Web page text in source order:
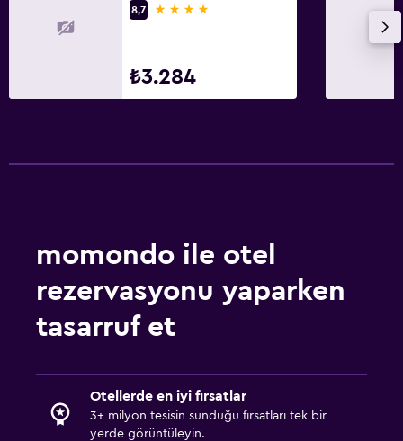
8,7
4 yıldız
₺3.284
momondo ile otel
rezervasyonu yaparken
tasarruf et
Otellerde en iyi fırsatlar
3+ milyon tesisin sunduğu fırsatları tek bir
yerde görüntüleyin.